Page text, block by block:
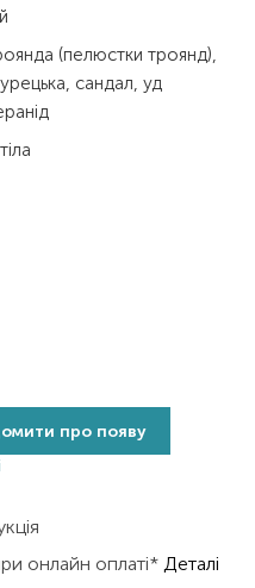
(пелюстки троянд)
сандал
про появу
онлайн оплаті* Деталі